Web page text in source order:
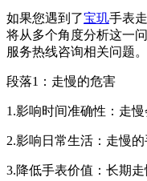
如果您遇到了宝玑手表
将从多个角度分析这一
服务热线咨询相关问题。
段落1：走慢的危害
1.影响时间准确性：走
2.影响日常生活：走慢
3.降低手表价值：长期